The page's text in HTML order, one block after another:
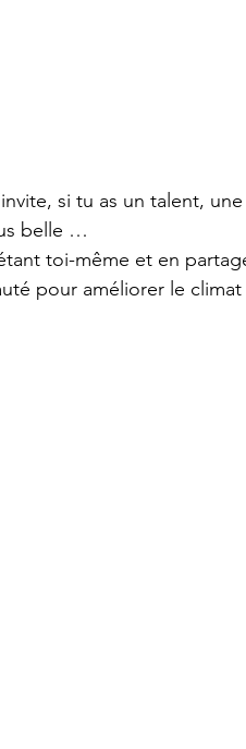
si tu as un talent,
belle …
toi-même et en
pour améliorer le